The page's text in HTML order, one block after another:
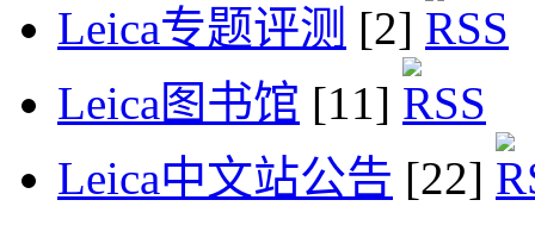
Leica专题评测 [2]
Leica图书馆 [11]
Leica中文站公告 [22]